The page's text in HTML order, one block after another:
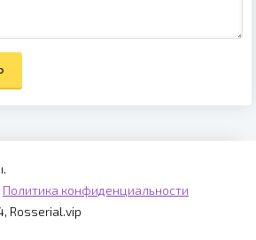
Политика конфиденциальности
Rosserial.vip